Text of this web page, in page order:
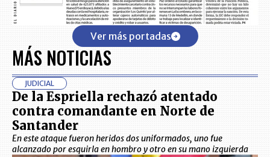
Ver más portadas
MÁS NOTICIAS
JUDICIAL
De la Espriella rechazó atentado
contra comandante en Norte de
Santander
En este ataque fueron heridos dos uniformados, uno fue
alcanzado por esquirla en hombro y otro en su mano izquierda